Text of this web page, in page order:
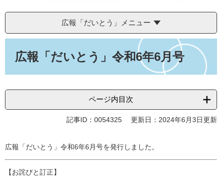
広報「だいとう」メニュー
広報「だいとう」令和6年6月号
ページ内目次
記事ID：0054325 更新日：2024年6月3日更新
広報「だいとう」令和6年6月号を発行しました。
【お詫びと訂正】